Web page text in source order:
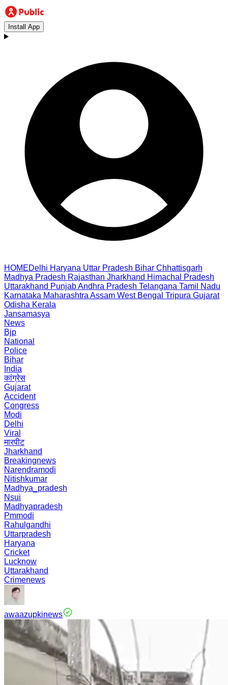
Install App
HOMEDelhi Haryana Uttar Pradesh Bihar Chhattisgarh
Madhya Pradesh Rajasthan Jharkhand Himachal Pradesh
Uttarakhand PunjabAndhra Pradesh Telangana Tamil Nadu
Karnataka Maharashtra Assam West Bengal Tripura Gujarat
Odisha Kerala
Jansamasya
News
Bjp
National
Police
Bihar
India
कांग्रेस
Gujarat
Accident
Congress
Modi
Delhi
Viral
मारपीट
Jharkhand
Breakingnews
Narendramodi
Nitishkumar
Madhya_pradesh
Nsui
Madhyapradesh
Pmmodi
Rahulgandhi
Uttarpradesh
Haryana
Cricket
Lucknow
Uttarakhand
Crimenews
awaazupkinews